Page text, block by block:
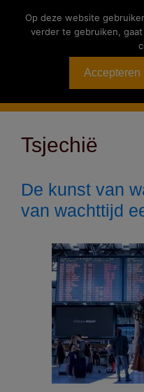
Tsjechië
De kunst van
van wachttijd
Op deze website
verder te gebruiken,
Accepteren